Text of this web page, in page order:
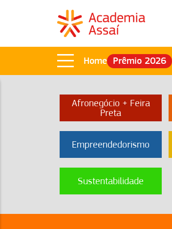
Home Prêmio 2026
Afronegócio + Feira
Preta
Empreendedorismo
Sustentabilidade